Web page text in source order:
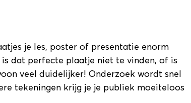
Sessieronde 3
je les, poster of presentatie enorm
dat perfecte plaatje niet te vinden, of is
veel duidelijker! Onderzoek wordt snel
tekeningen krijg je je publiek moeiteloos